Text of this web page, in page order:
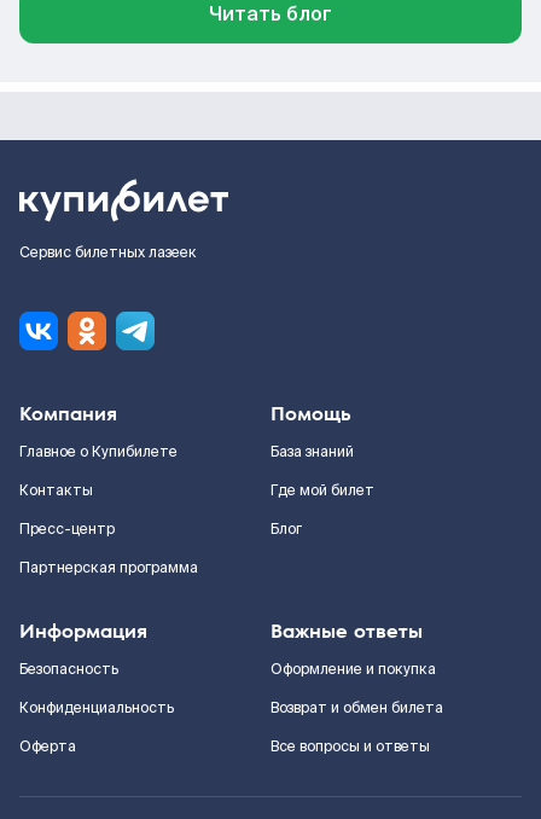
Читать блог
Сервис билетных лазеек
Компания
Главное о Купибилете
Контакты
Пресс-центр
Партнерская программа
Помощь
База знаний
Где мой билет
Блог
Информация
Безопасность
Конфиденциальность
Оферта
Важные ответы
Оформление и покупка
Возврат и обмен билета
Все вопросы и ответы